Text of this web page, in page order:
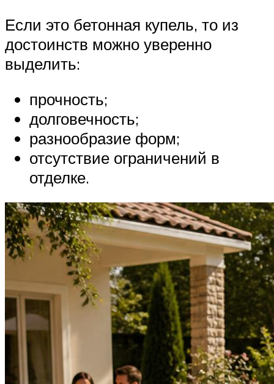
Если это бетонная купель, то из
достоинств можно уверенно
выделить:
прочность;
долговечность;
разнообразие форм;
отсутствие ограничений в
отделке.